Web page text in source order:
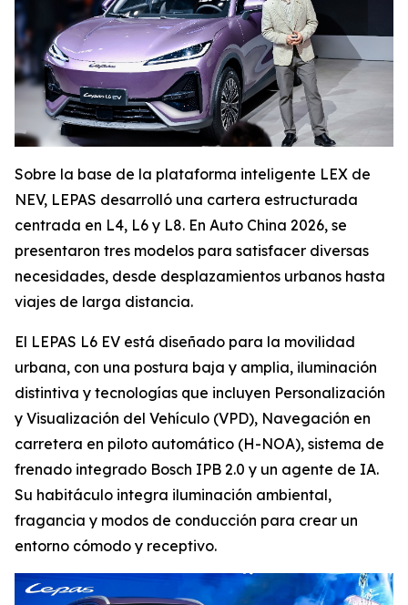
Sobre la base de la plataforma inteligente LEX de
NEV, LEPAS desarrolló una cartera estructurada
centrada en L4, L6 y L8. En Auto China 2026, se
presentaron tres modelos para satisfacer diversas
necesidades, desde desplazamientos urbanos hasta
viajes de larga distancia.
El LEPAS L6 EV está diseñado para la movilidad
urbana, con una postura baja y amplia, iluminación
distintiva y tecnologías que incluyen Personalización
y Visualización del Vehículo (VPD), Navegación en
carretera en piloto automático (H-NOA), sistema de
frenado integrado Bosch IPB 2.0 y un agente de IA.
Su habitáculo integra iluminación ambiental,
fragancia y modos de conducción para crear un
entorno cómodo y receptivo.